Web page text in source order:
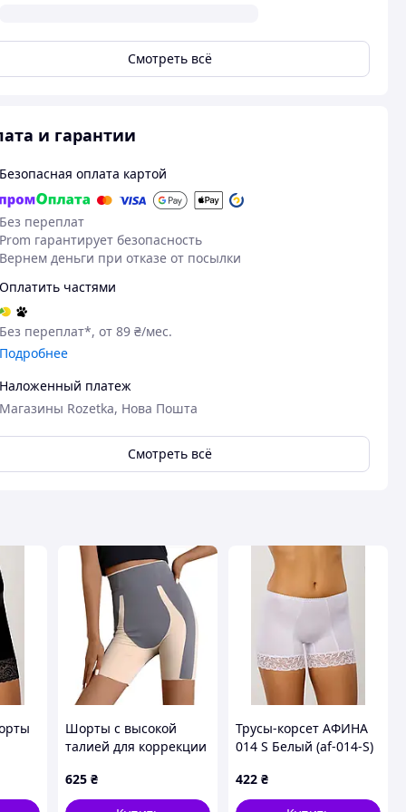
Смотреть всё
и гарантии
Безопасная оплата картой
Без переплат
Prom гарантирует безопасность
Вернем деньги при отказе от посылки
Оплатить частями
Без переплат*, от 89 ₴/мес.
Подробнее
Наложенный платеж
Магазины Rozetka, Нова Пошта
Смотреть всё
Шорты с высокой
талией для коррекции
из легкого бесшовного
нейлона
625 ₴
Трусы-корсет АФИНА
014 S Белый (af-014-S)
422 ₴